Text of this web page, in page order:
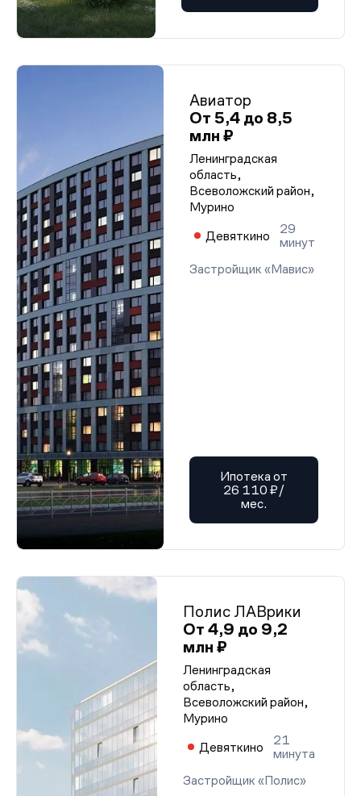
Авиатор
От 5,4 до 8,5
млн ₽
Ленинградская
область,
Всеволожский район,
Мурино
Девяткино
29
минут
Застройщик «Мавис»
Ипотека от
26 110 ₽/
мес.
Полис ЛАВрики
От 4,9 до 9,2
млн ₽
Ленинградская
область,
Всеволожский район,
Мурино
Девяткино
21
минута
Застройщик «Полис»